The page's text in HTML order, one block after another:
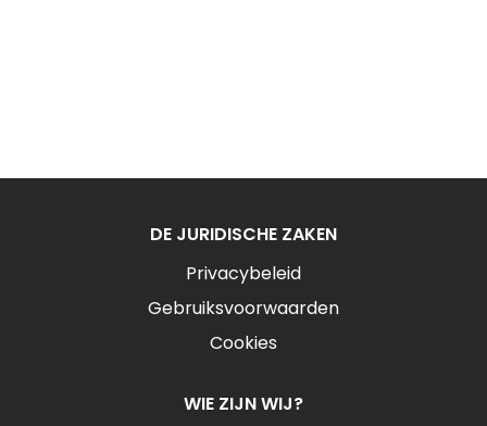
DE JURIDISCHE ZAKEN
Privacybeleid
Gebruiksvoorwaarden
Cookies
WIE ZIJN WIJ?